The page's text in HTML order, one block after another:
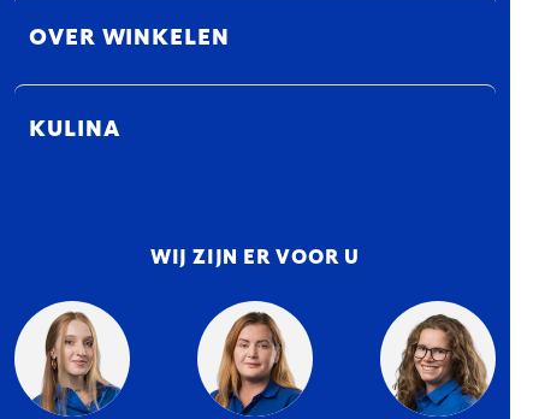
OVER WINKELEN
KULINA
WIJ ZIJN ER VOOR U